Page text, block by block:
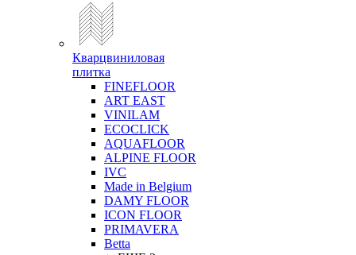
Кварцвиниловая
плитка
FINEFLOOR
ART EAST
VINILAM
ECOCLICK
AQUAFLOOR
ALPINE FLOOR
IVC
Made in Belgium
DAMY FLOOR
ICON FLOOR
PRIMAVERA
Betta